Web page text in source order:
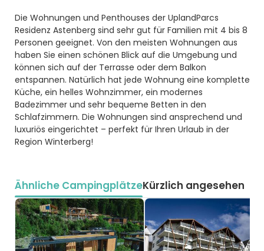
Die Wohnungen und Penthouses der UplandParcs
Residenz Astenberg sind sehr gut für Familien mit 4 bis 8
Personen geeignet. Von den meisten Wohnungen aus
haben Sie einen schönen Blick auf die Umgebung und
können sich auf der Terrasse oder dem Balkon
entspannen. Natürlich hat jede Wohnung eine komplette
Küche, ein helles Wohnzimmer, ein modernes
Badezimmer und sehr bequeme Betten in den
Schlafzimmern. Die Wohnungen sind ansprechend und
luxuriös eingerichtet – perfekt für Ihren Urlaub in der
Region Winterberg!
Ähnliche CampingplätzeKürzlich angesehen